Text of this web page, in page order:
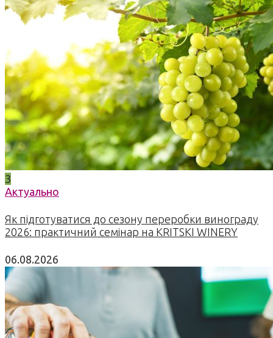
3
Актуально
Як підготуватися до сезону переробки винограду
2026: практичний семінар на KRITSKI WINERY
06.08.2026